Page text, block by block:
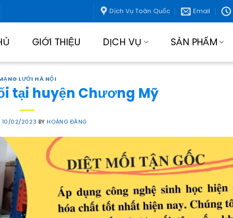
Dịch Vụ Toàn Quốc Email
GIỚI THIỆU DỊCH VỤ SẢN PHẨM
LƯỚI HÀ NỘI
tại huyện Chương Mỹ
10/02/2023 BYHOÀNG ĐĂNG